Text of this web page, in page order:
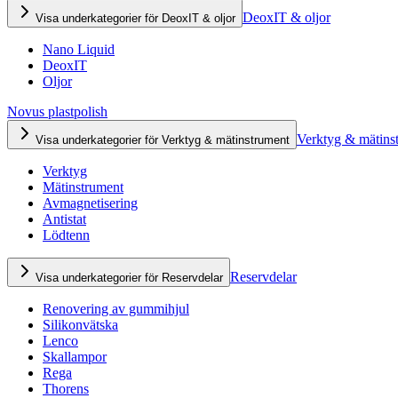
Visa underkategorier för DeoxIT & oljor DeoxIT & oljor
Nano Liquid
DeoxIT
Oljor
Novus plastpolish
Visa underkategorier för Verktyg & mätinstrument Verktyg &
Verktyg
Mätinstrument
Avmagnetisering
Antistat
Lödtenn
Visa underkategorier för Reservdelar Reservdelar
Renovering av gummihjul
Silikonvätska
Lenco
Skallampor
Rega
Thorens